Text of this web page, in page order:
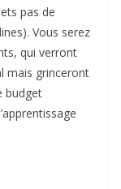
pas de
Vous serez
qui verront
mais grinceront
budget